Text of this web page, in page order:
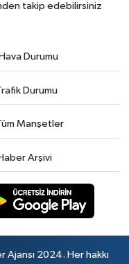
takip edebilirsiniz
Hava Durumu
Durumu
Manşetler
Arşivi
2024. Her hakkı